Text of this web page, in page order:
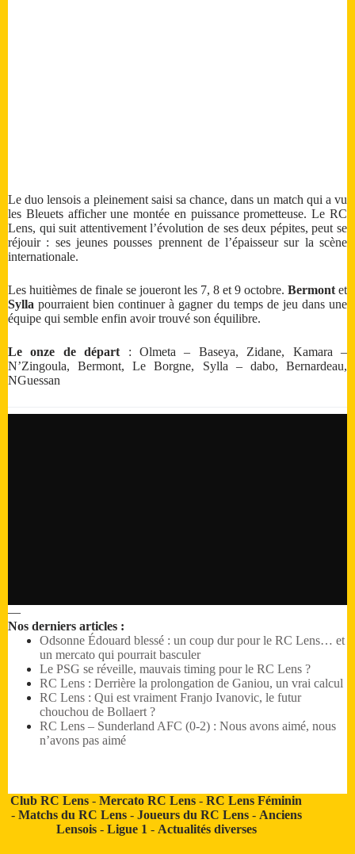
Le duo lensois a pleinement saisi sa chance, dans un match qui a vu
les Bleuets afficher une montée en puissance prometteuse. Le RC
Lens, qui suit attentivement l’évolution de ses deux pépites, peut se
réjouir : ses jeunes pousses prennent de l’épaisseur sur la scène
internationale.
Les huitièmes de finale se joueront les 7, 8 et 9 octobre. Bermont et
Sylla pourraient bien continuer à gagner du temps de jeu dans une
équipe qui semble enfin avoir trouvé son équilibre.
Le onze de départ : Olmeta – Baseya, Zidane, Kamara –
N’Zingoula, Bermont, Le Borgne, Sylla – dabo, Bernardeau,
NGuessan
—
Nos derniers articles :
Odsonne Édouard blessé : un coup dur pour le RC Lens… et
un mercato qui pourrait basculer
Le PSG se réveille, mauvais timing pour le RC Lens ?
RC Lens : Derrière la prolongation de Ganiou, un vrai calcul
RC Lens : Qui est vraiment Franjo Ivanovic, le futur
chouchou de Bollaert ?
RC Lens – Sunderland AFC (0-2) : Nous avons aimé, nous
n’avons pas aimé
Club RC Lens -Mercato RC Lens -RC Lens Féminin
- Matchs du RC Lens- Joueurs du RC Lens- Anciens
Lensois- Ligue 1 - Actualités diverses